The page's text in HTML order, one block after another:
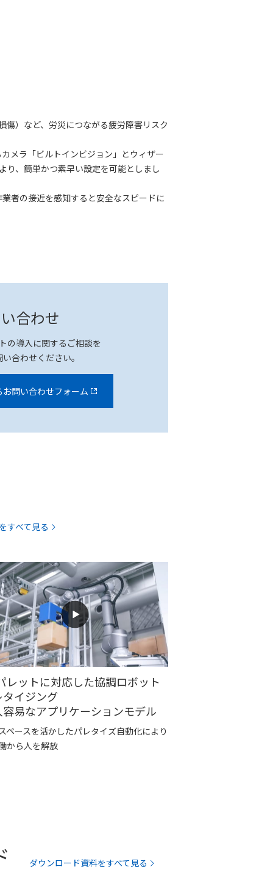
）など、労災につながる疲労障害リスク
メラ「ビルトインビジョン」とウィザー
、簡単かつ素早い設定を可能としまし
者の接近を感知すると安全なスピードに
合わせ
の導入に関するご相談を
合わせください。
問い合わせフォーム
すべて見る
レットに対応した協調ロボット
イジング
容易なアプリケーションモデル
ペースを活かしたパレタイズ自動化により
から人を解放
ダウンロード資料をすべて見る